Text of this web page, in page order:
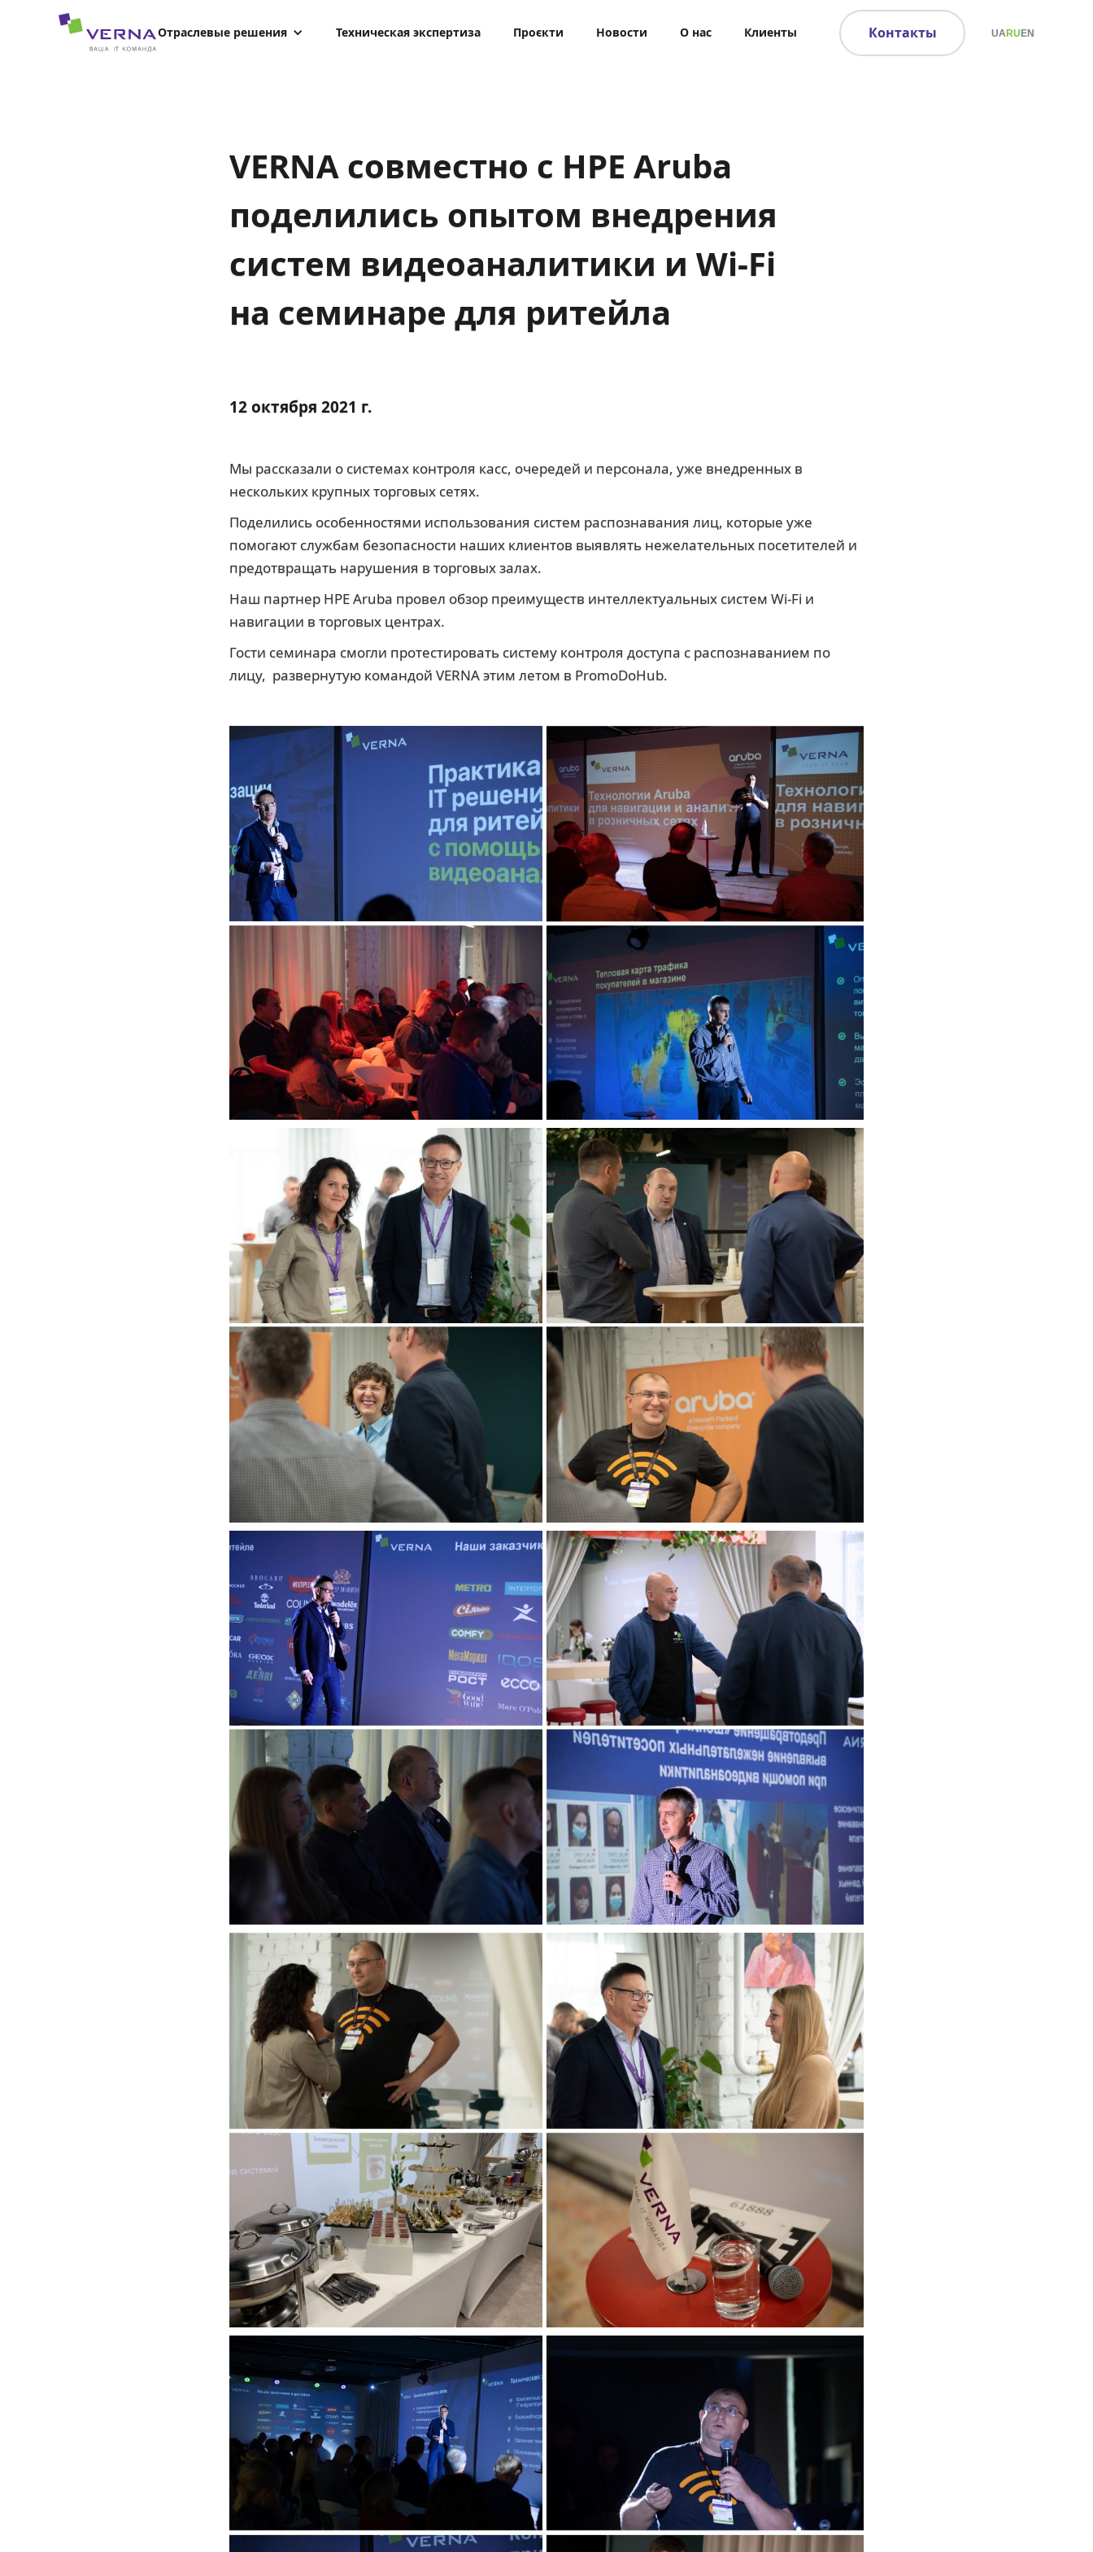
Отраслевые решения Техническая экспертиза Проєкти Новости О нас Клиенты Контакты UARUEN
VERNA совместно с HPE Aruba
поделились опытом внедрения
систем видеоаналитики и Wi-Fi
на семинаре для ритейла
12 октября 2021 г.
Мы рассказали о системах контроля касс, очередей и персонала, уже внедренных в
нескольких крупных торговых сетях.
Поделились особенностями использования систем распознавания лиц, которые уже
помогают службам безопасности наших клиентов выявлять нежелательных посетителей и
предотвращать нарушения в торговых залах.
Наш партнер HPE Aruba провел обзор преимуществ интеллектуальных систем Wi-Fi и
навигации в торговых центрах.
Гости семинара смогли протестировать систему контроля доступа с распознаванием по
лицу, развернутую командой VERNA этим летом в PromoDoHub.